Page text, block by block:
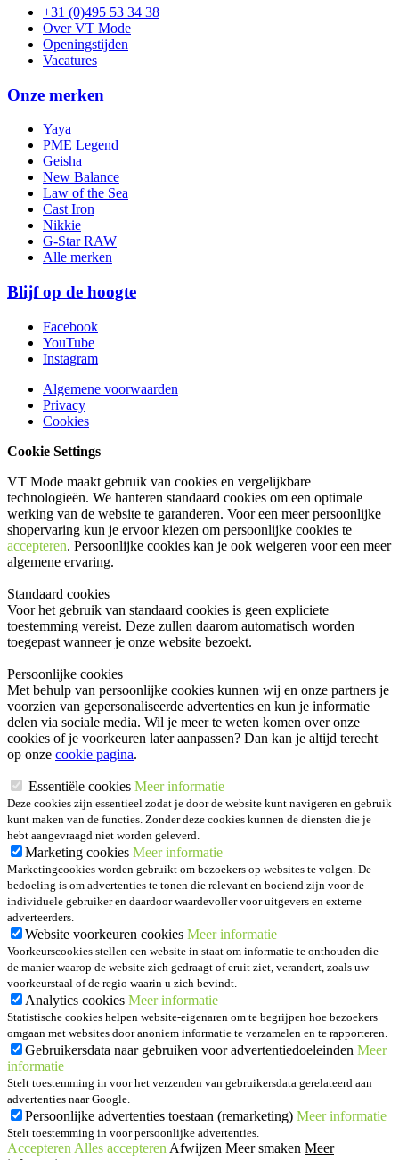
+31 (0)495 53 34 38
Over VT Mode
Openingstijden
Vacatures
Onze merken
Yaya
PME Legend
Geisha
New Balance
Law of the Sea
Cast Iron
Nikkie
G-Star RAW
Alle merken
Blijf op de hoogte
Facebook
YouTube
Instagram
Algemene voorwaarden
Privacy
Cookies
Cookie Settings
VT Mode maakt gebruik van cookies en vergelijkbare
technologieën. We hanteren standaard cookies om een optimale
werking van de website te garanderen. Voor een meer persoonlijke
shopervaring kun je ervoor kiezen om persoonlijke cookies te
accepteren. Persoonlijke cookies kan je ook weigeren voor een meer
algemene ervaring.
Standaard cookies
Voor het gebruik van standaard cookies is geen expliciete
toestemming vereist. Deze zullen daarom automatisch worden
toegepast wanneer je onze website bezoekt.
Persoonlijke cookies
Met behulp van persoonlijke cookies kunnen wij en onze partners je
voorzien van gepersonaliseerde advertenties en kun je informatie
delen via sociale media. Wil je meer te weten komen over onze
cookies of je voorkeuren later aanpassen? Dan kan je altijd terecht
op onze cookie pagina.
Essentiële cookies Meer informatie
Deze cookies zijn essentieel zodat je door de website kunt navigeren en gebruik
kunt maken van de functies. Zonder deze cookies kunnen de diensten die je
hebt aangevraagd niet worden geleverd.
Marketing cookies Meer informatie
Marketingcookies worden gebruikt om bezoekers op websites te volgen. De
bedoeling is om advertenties te tonen die relevant en boeiend zijn voor de
individuele gebruiker en daardoor waardevoller voor uitgevers en externe
adverteerders.
Website voorkeuren cookies Meer informatie
Voorkeurscookies stellen een website in staat om informatie te onthouden die
de manier waarop de website zich gedraagt of eruit ziet, verandert, zoals uw
voorkeurstaal of de regio waarin u zich bevindt.
Analytics cookies Meer informatie
Statistische cookies helpen website-eigenaren om te begrijpen hoe bezoekers
omgaan met websites door anoniem informatie te verzamelen en te rapporteren.
Gebruikersdata naar gebruiken voor advertentiedoeleinden Meer
informatie
Stelt toestemming in voor het verzenden van gebruikersdata gerelateerd aan
advertenties naar Google.
Persoonlijke advertenties toestaan (remarketing) Meer informatie
Stelt toestemming in voor persoonlijke advertenties.
Accepteren Alles accepteren Afwijzen Meer smaken Meer